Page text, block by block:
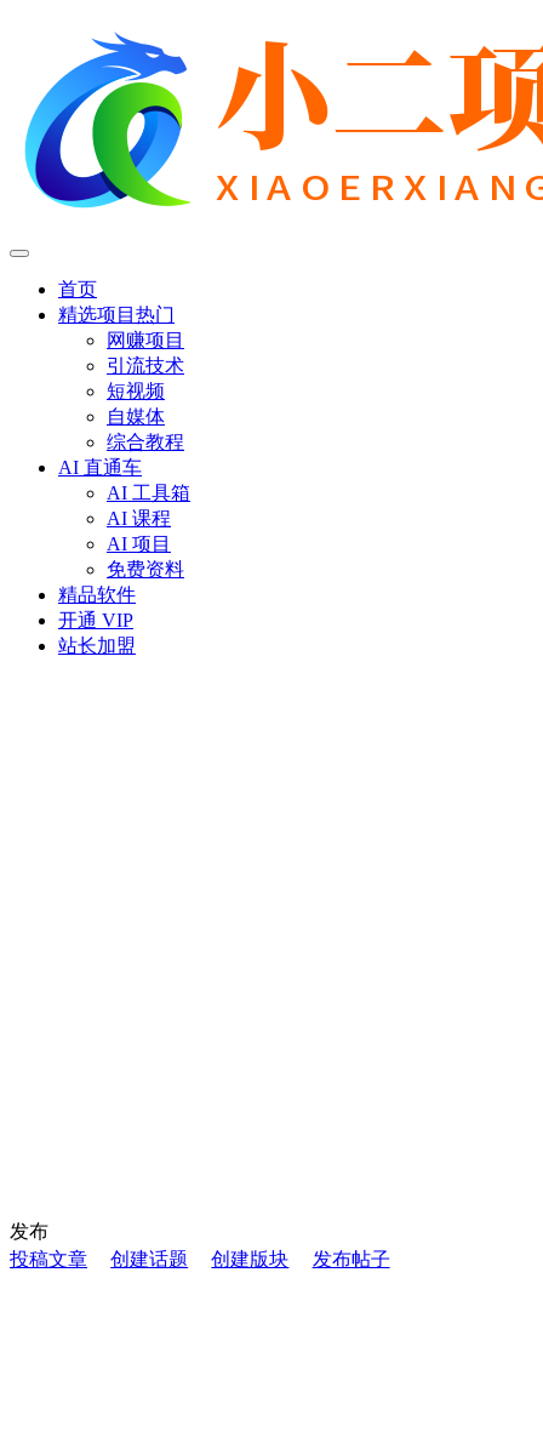
首页
精选项目 热门
网赚项目
引流技术
短视频
自媒体
综合教程
AI 直通车
AI 工具箱
AI 课程
AI 项目
免费资料
精品软件
开通 VIP
站长加盟
发布
投稿文章
创建话题 创建版块 发布帖子